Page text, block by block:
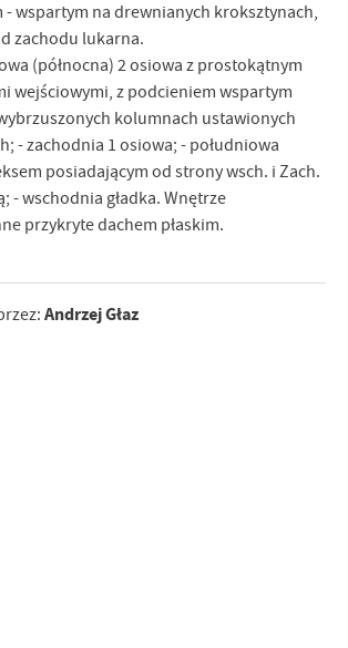
wspartym na drewnianych kroksztynach,
zachodu lukarna.
(północna) 2 osiowa z prostokątnym
wejściowymi, z podcieniem wspartym
kolumnach ustawionych
- zachodnia 1 osiowa; - południowa
posiadającym od strony wsch. i Zach.
- wschodnia gładka. Wnętrze
przykryte dachem płaskim.
Andrzej Głaz